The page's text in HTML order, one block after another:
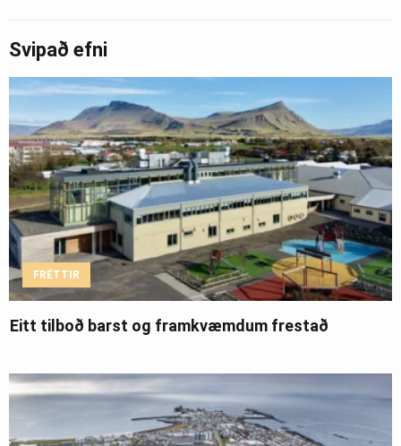
Svipað efni
FRÉTTIR
Eitt tilboð barst og framkvæmdum frestað